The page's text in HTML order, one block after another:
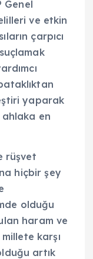
Genel
ve etkin
çarpıcı
yaparak
ahlaka en
rüşvet
hiçbir şey
olduğu
haram ve
millete karşı
artık